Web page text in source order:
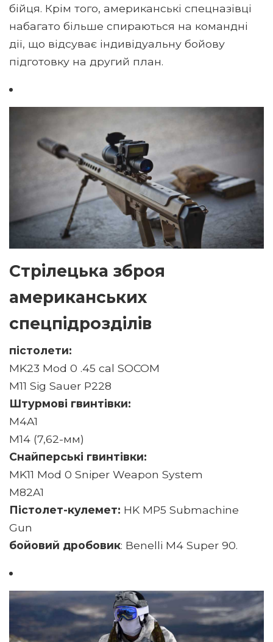
бійця. Крім того, американські спецназівці
набагато більше спираються на командні
дії, що відсуває індивідуальну бойову
підготовку на другий план.
Стрілецька зброя
американських
спецпідрозділів
пістолети:
MK23 Mod 0 .45 cal SOCOM
M11 Sig Sauer Р228
Штурмові гвинтівки:
M4A1
M14 (7,62-мм)
Снайперські гвинтівки:
MK11 Mod 0 Sniper Weapon System
M82A1
Пістолет-кулемет: HK MP5 Submachine
Gun
бойовий дробовик: Benelli M4 Super 90.